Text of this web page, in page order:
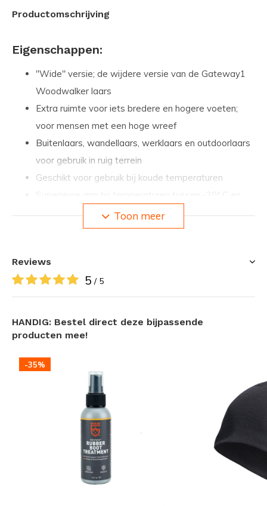
Productomschrijving
Eigenschappen:
"Wide" versie; de wijdere versie van de Gateway1
Woodwalker laars
Extra ruimte voor iets bredere en hogere voeten;
voor mensen met een hoge wreef
Buitenlaars, wandellaars, werklaars en outdoorlaars
voor gebruik in ruig terrein
Geschikt voor gebruik bij koude temperaturen
+30º C op alle oppervlaktes
Extra diep/agressief profiel op buitenzool
voering
Verstelbare schacht; af te stellen op iedere kuit
dikte!
Ideaal voor actief en intensief gebruik; wandelen,
werken en verkennen!
Zeer slijtvast dankzij meerdere lagen G1®70
gevulkaniseerd natuurrubber
Lossere en flexibelere variant van de Gateway1
Woodbeater
Geschikter voor oneffen terrein doordat de
middenzool lichtelijk opstaande randen heeft
Volledig waterdicht tot de rand; zoal je kunt
Toon meer
Reviews
5 / 5
HANDIG: Bestel direct deze bijpassende
producten mee!
-35%